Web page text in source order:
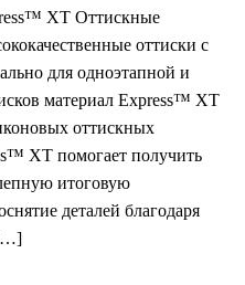
XT Оттискные
оттиски с
для одноэтапной и
материал Express™ XT
оттискных
XT помогает получить
итоговую
деталей благодаря